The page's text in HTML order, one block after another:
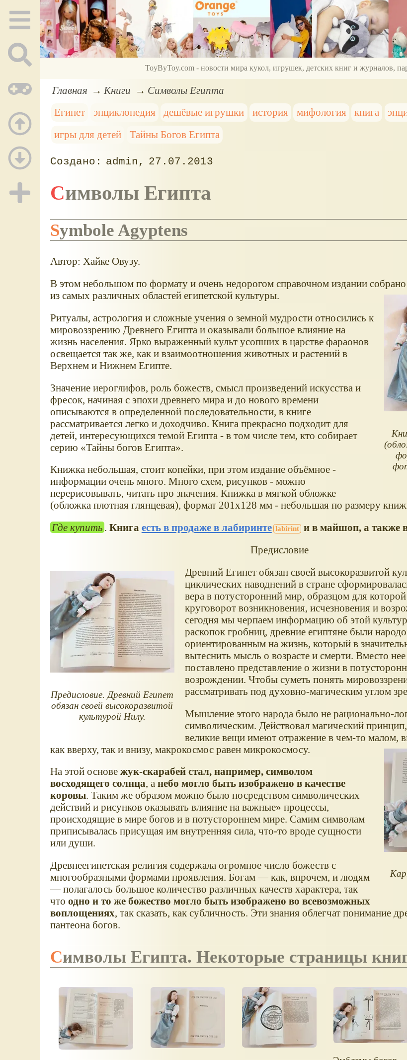
ToyByToy.com - новости мира кукол, игрушек, детских книг и журналов,
Главная Книги
Символы Египта
Египет
энциклопедия дешёвые игрушки история мифология книга
игры для детей
Тайны Богов Египта
admin 27.07.2013
Символы Египта
Symbole Agyptens
Автор: Хайке Овузу.
В этом небольшом по формату и очень недорогом справочном издании
из самых различных областей египетской культуры.
Ритуалы, астрология и сложные учения о земной мудрости относились к
мировоззрению Древнего Египта и оказывали большое влияние на
жизнь населения. Ярко выраженный культ усопших в царстве фараонов
освещается так же, как и взаимоотношения животных и растений в
Верхнем и Нижнем Египте.
Значение иероглифов, роль божеств, смысл произведений искусства и
фресок, начиная с эпохи древнего мира и до нового времени
описываются в определенной последовательности, в книге
рассматривается легко и доходчиво. Книга прекрасно подходит для
детей, интересующихся темой Египта - в том числе тем, кто собирает
серию
Тайны богов Египта .
Книжка небольшая, стоит копейки, при этом издание объёмное -
информации очень много. Много схем, рисунков - можно
перерисовывать, читать про значения. Книжка в мягкой обложке
(обложка плотная глянцевая), формат 201x128 мм - небольшая по размеру
Где купить. Книга есть в продаже в лабиринте
и в майшоп, а также в
Предисловие
Предисловие. Древний Египет
обязан своей высокоразвитой
культурой Нилу.
Древний Египет обязан своей высокоразвитой
циклических наводнений в стране
вера в потусторонний мир, образцом для
круговорот возникновения, исчезновения и
сегодня мы черпаем информацию об этой
раскопок гробниц, древние египтяне были
ориентированным на жизнь, который в
вытеснить мысль о возрасте и смерти. Вместо
поставлено представление о жизни в
возрождении. Чтобы суметь понять
рассматривать под духовно-магическим углом
Мышление этого народа было не рационально-
символическим. Действовал магический
великие вещи имеют отражение в чем-то малом,
как вверху, так и внизу, макрокосмос равен микрокосмосу.
На этой основе жук-скарабей стал, например, символом
восходящего солнца, а небо могло быть изображено в качестве
коровы. Таким же образом можно было посредством символических
действий и рисунков оказывать влияние на важные» процессы,
происходящие в мире богов и в потустороннем мире. Самим символам
приписывалась присущая им внутренняя сила, что-то вроде сущности
или души.
Древнеегипетская религия содержала огромное число божеств с
многообразными формами проявления. Богам — как, впрочем, и людям
— полагалось большое количество различных качеств характера, так
что одно и то же божество могло быть изображено во всевозможных
воплощениях, так сказать, как субличность. Эти знания облегчат понимание
пантеона богов.
Символы Египта. Некоторые страницы